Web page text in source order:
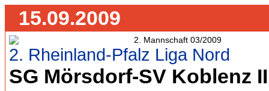
15.09.2009
2. Rheinland-Pfalz Liga Nord
SG Mörsdorf-SV Koblenz